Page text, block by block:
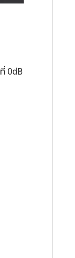
0dB